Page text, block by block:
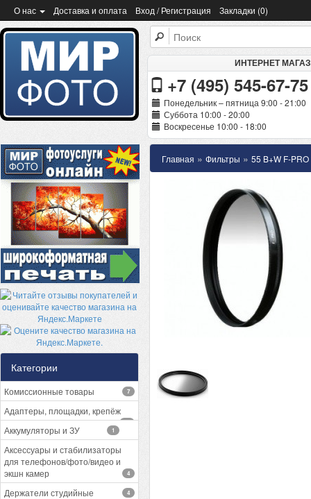
О нас Доставка и оплата Вход / Регистрация Закладки (0)
ИНТЕРНЕТ
+7 (495) 545-67-75
Понедельник – пятница 9:00 - 21:00
Суббота 10:00 - 20:00
Воскресенье 10:00 - 18:00
Категории
Комиссионные товары 7
Адаптеры, площадки, крепёж
13
Аккумуляторы и ЗУ 1
Аксессуары и стабилизаторы
для телефонов/фото/видео и
экшн камер
4
Держатели студийные 4
Главная » Фильтры » 55 B+W F-